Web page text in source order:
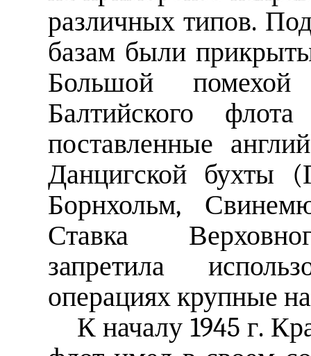
различных типов.
базам были
Большой помехой
Балтийского
поставленные
Данцигской бухты
Борнхольм,
Ставка
запретила
операциях крупные
К началу 1945 г.